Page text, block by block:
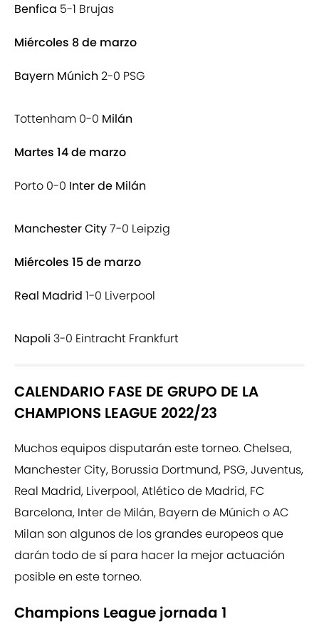
Benfica 5-1 Brujas
Miércoles 8 de marzo
Bayern Múnich 2-0 PSG
Tottenham 0-0 Milán
Martes 14 de marzo
Porto 0-0 Inter de Milán
Manchester City7-0 Leipzig
Miércoles 15 de marzo
Real Madrid 1-0 Liverpool
Napoli 3-0 Eintracht Frankfurt
CALENDARIO FASE DE GRUPO DE LA
CHAMPIONS LEAGUE 2022/23
Muchos equipos disputarán este torneo. Chelsea,
Manchester City, Borussia Dortmund, PSG, Juventus,
Real Madrid, Liverpool, Atlético de Madrid, FC
Barcelona, Inter de Milán, Bayern de Múnich o AC
Milan son algunos de los grandes europeos que
darán todo de sí para hacer la mejor actuación
posible en este torneo.
Champions League jornada 1